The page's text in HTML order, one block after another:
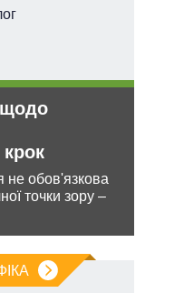
не обов'язкова
точки зору –